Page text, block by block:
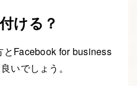
ける？
Facebook for business
いでしょう。